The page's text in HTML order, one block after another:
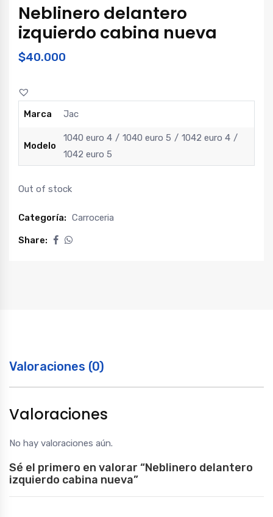
Neblinero delantero
izquierdo cabina nueva
$40.000
Marca Jac
Modelo
1040 euro 4 1040 euro 5
1042 euro 4
1042 euro 5
Out of stock
Categoría: Carroceria
Share:
Valoraciones (0)
Valoraciones
No hay valoraciones aún.
Sé el primero en valorar “Neblinero delantero
izquierdo cabina nueva”